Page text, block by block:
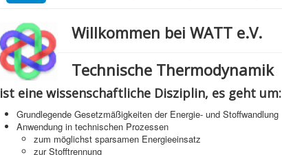
Willkommen bei WATT e.V.
Technische Thermodynamik
ist eine wissenschaftliche Disziplin, es geht um:
Grundlegende Gesetzmäßigkeiten der Energie- und Stoffwandlung
Anwendung in technischen Prozessen
zum möglichst sparsamen Energieeinsatz
zur Stofftrennung